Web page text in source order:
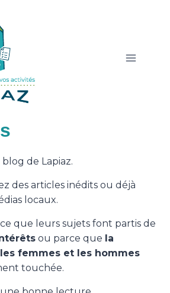
de Lapiaz.
des articles inédits ou déjà
locaux.
que leurs sujets font partis de
ou parce que la
femmes et les hommes
touchée.